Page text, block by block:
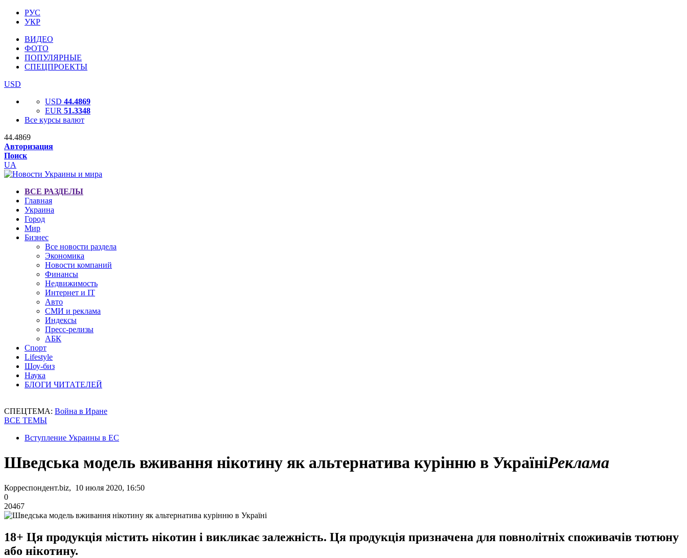
РУС
УКР
ВИДЕО
ФОТО
ПОПУЛЯРНЫЕ
СПЕЦПРОЕКТЫ
USD
USD 44.4869
EUR 51.3348
Все курсы валют
44.4869
Авторизация
Поиск
UA
ВСЕ РАЗДЕЛЫ
Главная
Украина
Город
Мир
Бизнес
Все новости раздела
Экономика
Новости компаний
Финансы
Недвижимость
Интернет и IT
Авто
СМИ и реклама
Индексы
Пресс-релизы
АБК
Спорт
Lifestyle
Шоу-биз
Наука
БЛОГИ ЧИТАТЕЛЕЙ
СПЕЦТЕМА: Война в Иране
ВСЕ ТЕМЫ
Вступление Украины в ЕС
Шведська модель вживання нікотину як альтернатива курінню в УкраїніРеклама
Корреспондент.biz, 10 июля 2020, 16:50
0
20467
18+ Ця продукція містить нікотин і викликає залежність. Ця продукція призначена для повнолітніх споживачів тютюну
або нікотину.